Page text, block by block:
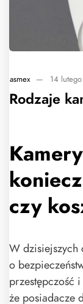
asmex — 14
Rodzaje
czy
W dzisiejszych
o
przestępczość
że posiadacze